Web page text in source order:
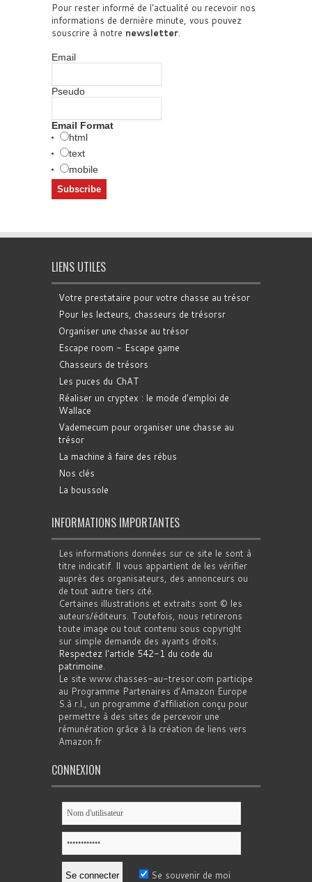
Pour rester informé de l'actualité ou recevoir nos
informations de dernière minute, vous pouvez
souscrire à notre newsletter
Email
Pseudo
Email Format
html
text
mobile
LIENS UTILES
Votre prestataire pour votre chasse au trésor
Pour les lecteurs, chasseurs de trésorsr
Organiser une chasse au trésor
Escape room - Escape game
Chasseurs de trésors
Les puces du ChAT
Réaliser un cryptex : le mode d'emploi de
Wallace
Vademecum pour organiser une chasse au
trésor
La machine à faire des rébus
Nos clés
La boussole
INFORMATIONS IMPORTANTES
Les informations données sur ce site le sont à
titre indicatif. Il vous appartient de les vérifier
auprès des organisateurs, des annonceurs ou
de tout autre tiers cité.
Certaines illustrations et extraits sont © les
auteurs/éditeurs. Toutefois, nous retirerons
toute image ou tout contenu sous copyright
sur simple demande des ayants droits.
Respectez l'article 542-1 du code du
patrimoine
Le site www.chasses-au-tresor.com participe
au Programme Partenaires d’Amazon Europe
S.à r.l., un programme d’affiliation conçu pour
permettre à des sites de percevoir une
rémunération grâce à la création de liens vers
Amazon.fr
CONNEXION
Se souvenir de moi